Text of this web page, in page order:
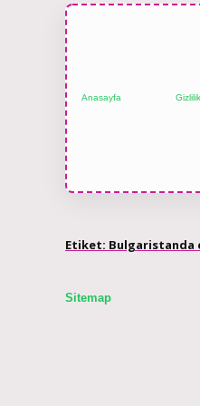
Anasayfa
Etiket: Bulgaristanda
Sitemap